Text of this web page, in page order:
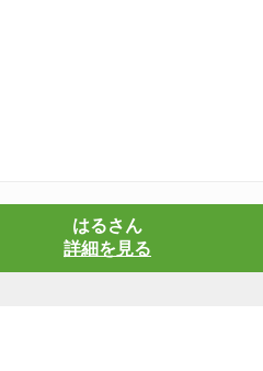
はるさん
詳細を見る